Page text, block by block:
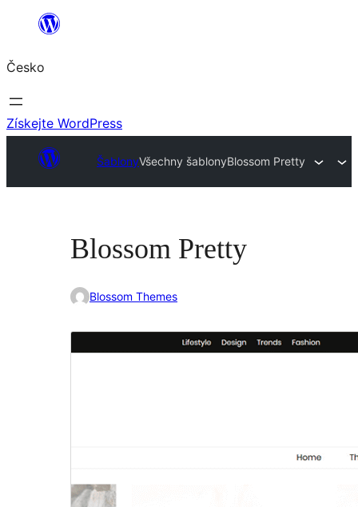
Přeskočit
obsah
Česko
Získejte WordPress
ŠablonyVšechny šablonyBlossom Pretty
Blossom Pretty
Blossom Themes